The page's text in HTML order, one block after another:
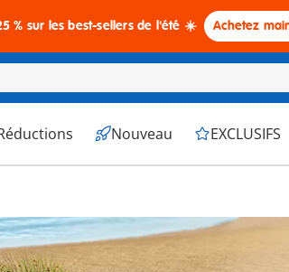
% sur les best-sellers de l'été ☀️ Achetez
Nouveau EXCLUSIFS